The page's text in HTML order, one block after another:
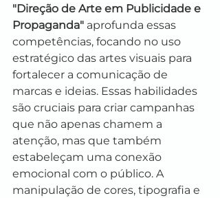
"Direção de Arte em Publicidade e
Propaganda" aprofunda essas
competências, focando no uso
estratégico das artes visuais para
fortalecer a comunicação de
marcas e ideias. Essas habilidades
são cruciais para criar campanhas
que não apenas chamem a
atenção, mas que também
estabeleçam uma conexão
emocional com o público. A
manipulação de cores, tipografia e